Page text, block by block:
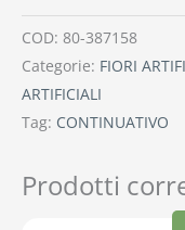
COD: 80-387158
Categorie: FIORI
ARTIFICIALI
Tag: CONTINUATIVO
Prodotti